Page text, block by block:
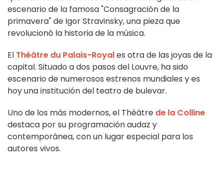
escenario de la famosa "Consagración de la
primavera" de Igor Stravinsky, una pieza que
revolucionó la historia de la música.
El Théâtre du Palais-Royales otra de las joyas de la
capital. Situado a dos pasos del Louvre, ha sido
escenario de numerosos estrenos mundiales y es
hoy una institución del teatro de bulevar.
Uno de los más modernos, el Théâtre de la Colline
destaca por su programación audaz y
contemporánea, con un lugar especial para los
autores vivos.